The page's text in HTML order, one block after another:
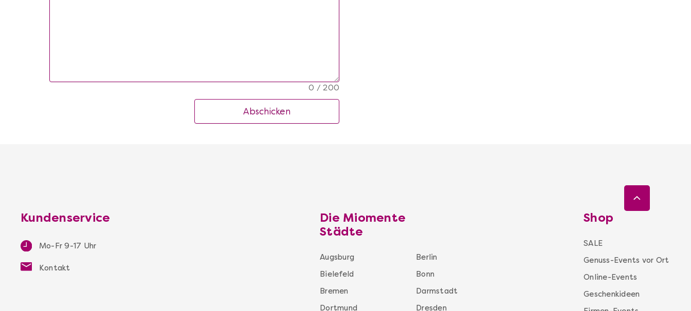
0 / 200
Abschicken
Kundenservice
Mo-Fr 9-17 Uhr
Kontakt
Die Miomente
Städte
Augsburg
Berlin
Bielefeld
Bonn
Bremen
Darmstadt
Dortmund
Dresden
Shop
SALE
Genuss-Events vor Ort
Online-Events
Geschenkideen